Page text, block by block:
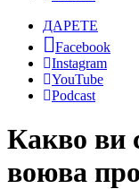
ДАРЕТЕ
Facebook
Instagram
YouTube
Podcast
Какво ви
воюва